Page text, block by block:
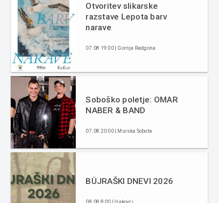
Otvoritev slikarske
razstave Lepota barv
narave
07.08 19:00 | Gornja Radgona
Soboško poletje: OMAR
NABER & BAND
07.08 20:00 | Murska Sobota
BÜJRAŠKI DNEVI 2026
08.08 8:00 | Ižakovci